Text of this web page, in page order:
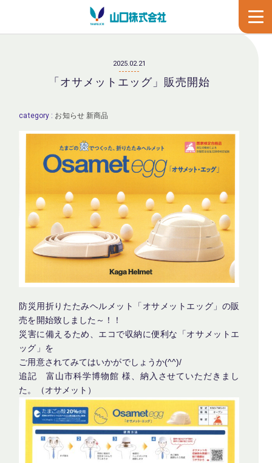
2025.02.21
「オサメットエッグ」販売開始
category : お知らせ 新商品
防災用折りたたみヘルメット「オサメットエッグ」の販
売を開始致しました～！！
災害に備えるため、エコで収納に便利な「オサメットエ
ッグ」を
ご用意されてみてはいかがでしょうか(^^)/
追記 富山市科学博物館 様、納入させていただきまし
た。（オサメット）